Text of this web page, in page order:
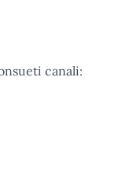
canali: